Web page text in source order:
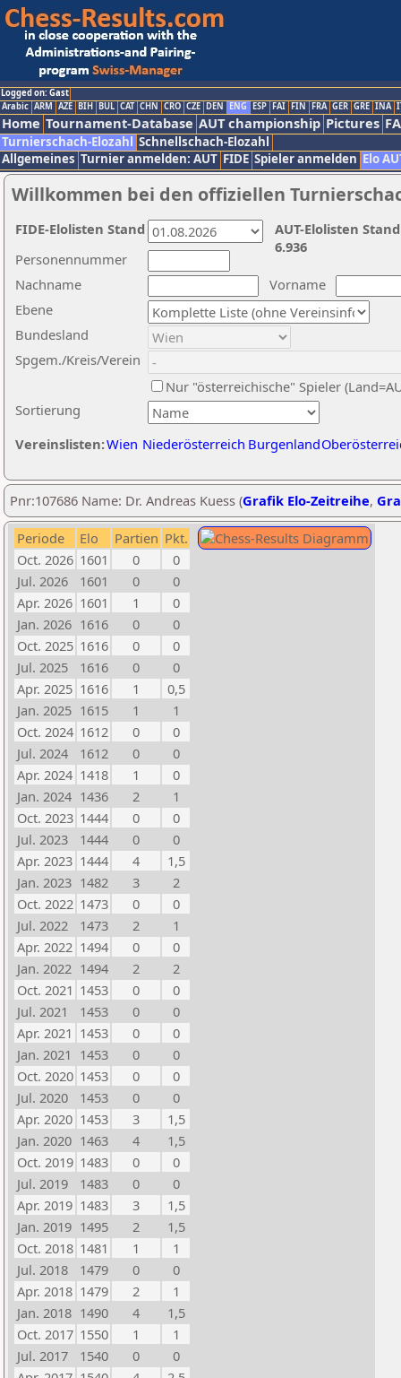
Logged on: Gast
Arabic ARM AZE BIH BUL CAT CHN CRO CZE DEN ENG ESP FAI FIN FRA GER GRE INA
Home Tournament-Database AUT championship Pictures
Turnierschach-Elozahl Schnellschach-Elozahl
Allgemeines Turnier anmelden: AUT FIDE Spieler anmelden Elo
Willkommen bei den offiziellen
Nachname
Vorname
Ebene
Sortierung
Personennummer
Bundesland
Spgem./Kreis/Verein
Nur "österreichische" Spieler
Vereinslisten:Wien Niederösterreich Burgenland
AUT-Elolisten
6.936
FIDE-Elolisten Stand
Pnr:107686 Name: Dr. Andreas Kuess (Grafik Elo-Zeitreihe,
Periode Elo Partien Pkt.
Oct. 2026 1601 0
0
Jul. 2026
1601 0
0
Apr. 2026 1601 1
0
Jan. 2026 1616 0
0
Oct. 2025 1616 0
0
Jul. 2025
1616 0
0
Apr. 2025 1616 1
0,5
Jan. 2025 1615 1
1
Oct. 2024 1612 0
0
Jul. 2024
1612 0
0
Apr. 2024 1418 1
0
Jan. 2024 1436 2
1
Oct. 2023 1444 0
0
Jul. 2023
1444 0
0
Apr. 2023 1444 4
1,5
Jan. 2023 1482 3
2
Oct. 2022 1473 0
0
Jul. 2022
1473 2
1
Apr. 2022 1494 0
0
Jan. 2022 1494 2
2
Oct. 2021 1453 0
0
Jul. 2021
1453 0
0
Apr. 2021 1453 0
0
Jan. 2021 1453 0
0
Oct. 2020 1453 0
0
Jul. 2020
1453 0
0
Apr. 2020 1453 3
1,5
Jan. 2020 1463 4
1,5
Oct. 2019 1483 0
0
Jul. 2019
1483 0
0
Apr. 2019 1483 3
1,5
Jan. 2019 1495 2
1,5
Oct. 2018 1481 1
1
Jul. 2018
1479 0
0
Apr. 2018 1479 2
1
Jan. 2018 1490 4
1,5
Oct. 2017 1550 1
1
Jul. 2017
1540 0
0